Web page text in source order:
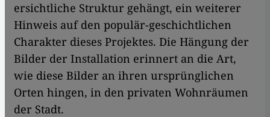
ersichtliche Struktur gehängt, ein weiterer
Hinweis auf den populär-geschichtlichen
Charakter dieses Projektes. Die Hängung der
Bilder der Installation erinnert an die Art,
wie diese Bilder an ihren ursprünglichen
Orten hingen, in den privaten Wohnräumen
der Stadt.